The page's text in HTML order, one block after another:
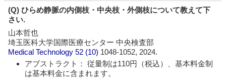
(Q) ひらめ静脈の内側枝・中央枝・外側枝について教えて下
さい.
山本哲也
埼玉医科大学国際医療センター 中央検査部
Medical Technology 52 (10) 1048-1052, 2024.
アブストラクト： 従量制は110円（税込）、基本料金制
は基本料金に含まれます。